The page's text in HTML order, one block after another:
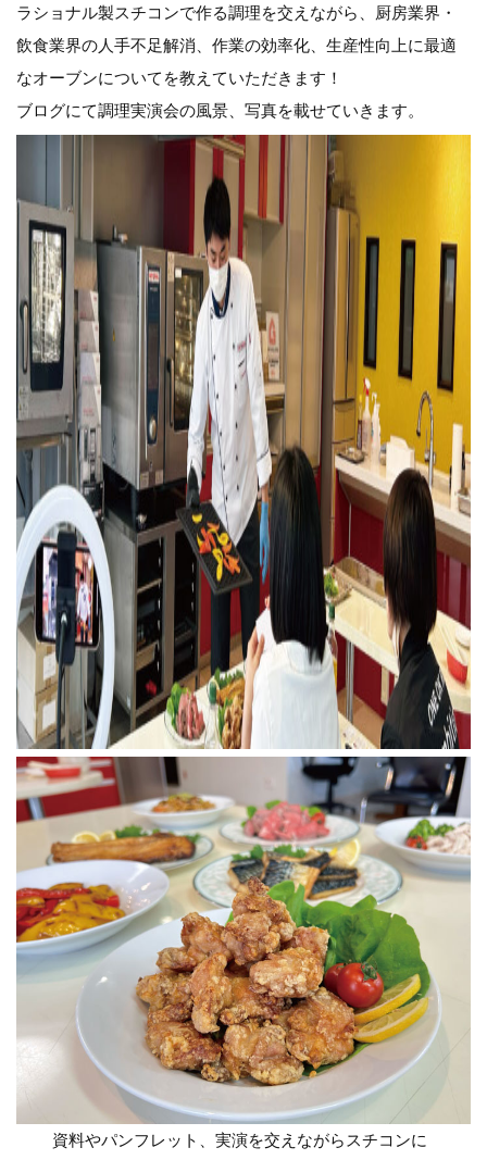
ラショナル製スチコンで作る調理を交えながら、厨房業界・
飲食業界の人手不足解消、作業の効率化、生産性向上に最適
なオーブンについてを教えていただきます！
ブログにて調理実演会の風景、写真を載せていきます。
資料やパンフレット、実演を交えながらスチコンに